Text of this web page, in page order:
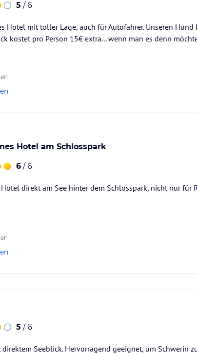
5 / 6
Hotel mit toller Lage, auch für Autofahrer. Unseren
kostet pro Person 15€ extra... wenn man es denn
Hotel am Schlosspark
6 / 6
direkt am See hinter dem Schlosspark, nicht nur für
5 / 6
Seeblick. Hervorragend geeignet, um Schwerin